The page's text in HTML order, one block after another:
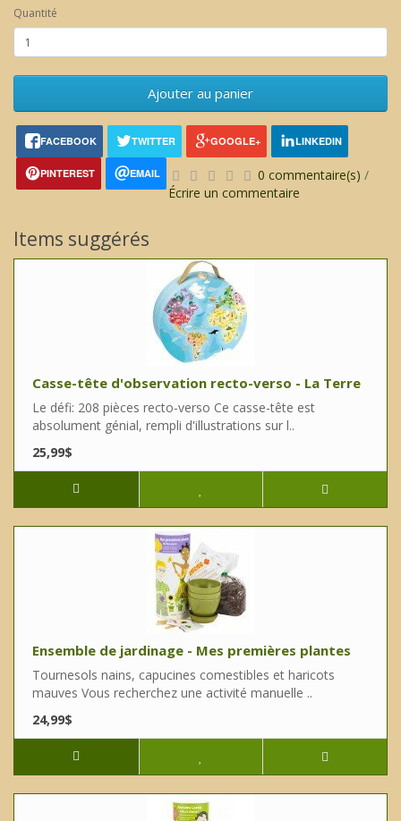
Quantité
Ajouter au panier
FACEBOOK TWITTER GOOGLE+ LINKEDIN
PINTEREST EMAIL 0 commentaire(s) /
Écrire un commentaire
Items suggérés
Casse-tête d'observation recto-verso - La Terre
Le défi: 208 pièces recto-verso Ce casse-tête est
absolument génial, rempli d'illustrations sur l..
25,99$
Ensemble de jardinage - Mes premières plantes
Tournesols nains, capucines comestibles et haricots
mauves Vous recherchez une activité manuelle ..
24,99$